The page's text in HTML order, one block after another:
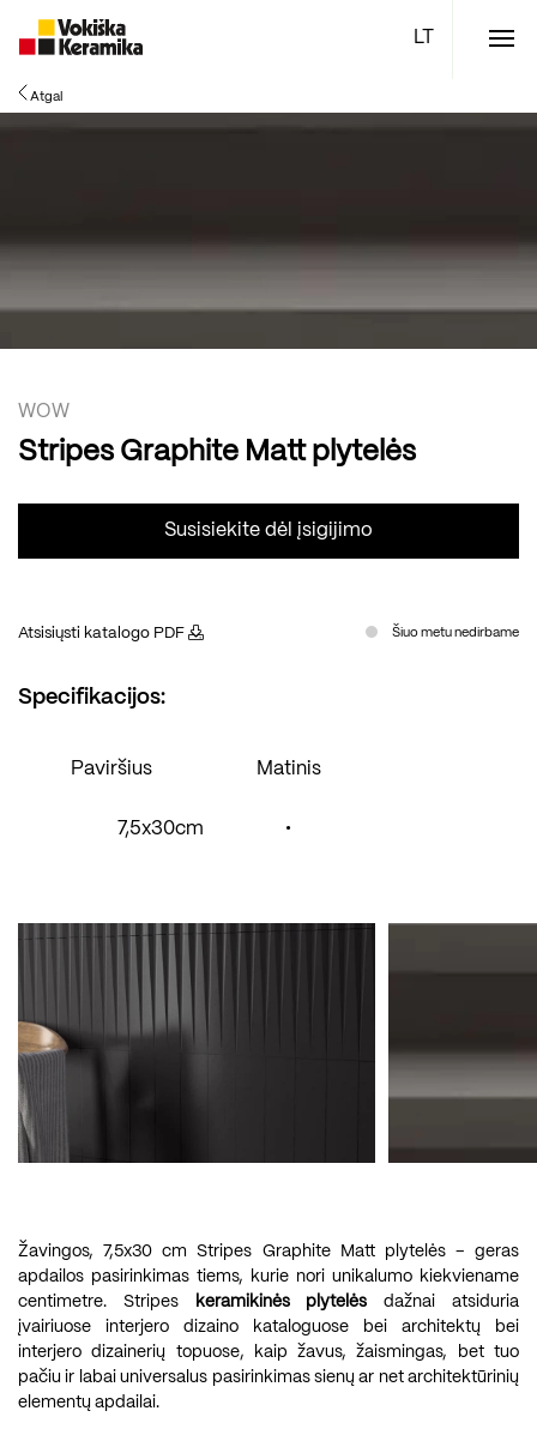
Atgal
WOW
Stripes Graphite Matt plytelės
Susisiekite dėl įsigijimo
Atsisiųsti katalogo PDF Šiuo metu nedirbame
Specifikacijos:
Paviršius Matinis
7,5x30cm •
Žavingos, 7,5x30 cm Stripes Graphite Matt plytelės – geras
apdailos pasirinkimas tiems, kurie nori unikalumo kiekviename
centimetre. Stripes
keramikinės plytelės dažnai atsiduria
įvairiuose interjero dizaino kataloguose bei architektų bei
interjero dizainerių topuose, kaip žavus, žaismingas, bet tuo
pačiu ir labai universalus pasirinkimas sienų ar net architektūrinių
elementų apdailai.
Meniu
Plytelės
Boen parketlentės
Specialūs pasiūlymai